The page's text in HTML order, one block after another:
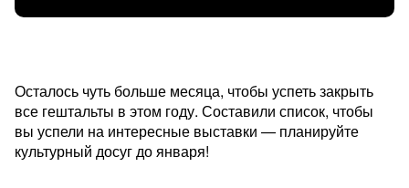
Осталось чуть больше месяца, чтобы успеть закрыть
все гештальты в этом году. Составили список, чтобы
вы успели на интересные выставки — планируйте
культурный досуг до января!